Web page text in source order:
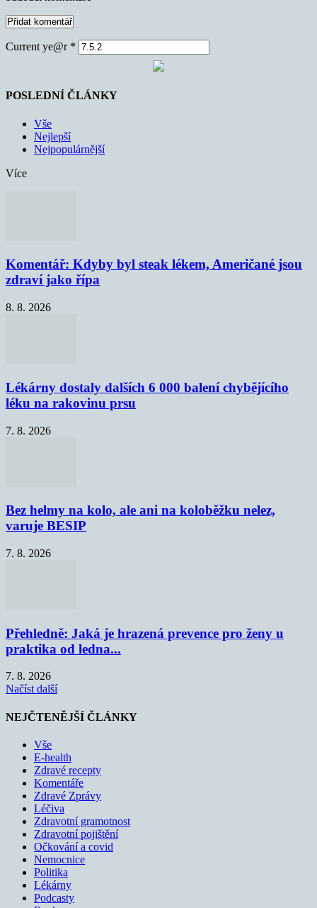
Current ye@r *
POSLEDNÍ ČLÁNKY
Vše
Nejlepší
Nejpopulárnější
Více
Komentář: Kdyby byl steak lékem, Američané jsou
zdraví jako řípa
8. 8. 2026
Lékárny dostaly dalších 6 000 balení chybějícího
léku na rakovinu prsu
7. 8. 2026
Bez helmy na kolo, ale ani na koloběžku nelez,
varuje BESIP
7. 8. 2026
Přehledně: Jaká je hrazená prevence pro ženy u
praktika od ledna...
7. 8. 2026
Načíst další
NEJČTENĚJŠÍ ČLÁNKY
Vše
E-health
Zdravé recepty
Komentáře
Zdravé Zprávy
Léčiva
Zdravotní gramotnost
Zdravotní pojištění
Očkování a covid
Nemocnice
Politika
Lékárny
Podcasty